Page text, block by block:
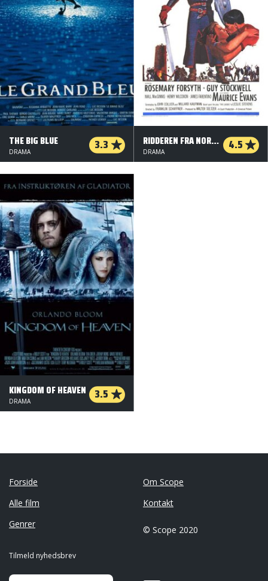
THE BIG BLUE 3.3
DRAMA
RIDDEREN FRA NORMANDIET 4.5
DRAMA
KINGDOM OF HEAVEN 3.5
DRAMA
Forside
Alle film
Genrer
Om Scope
Kontakt
© Scope 2020
Tilmeld nyhedsbrev